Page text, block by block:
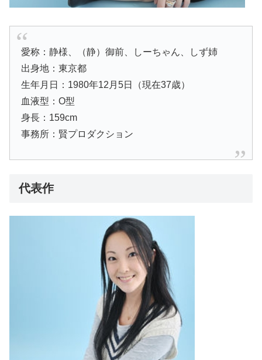
愛称：静様、（静）御前、しーちゃん、しず姉
出身地：東京都
生年月日：1980年12月5日（現在37歳）
血液型：O型
身長：159cm
事務所：賢プロダクション
代表作